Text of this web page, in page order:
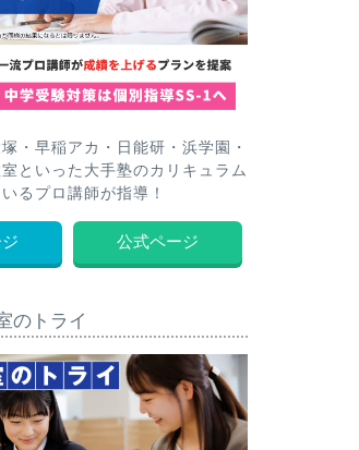
・早稲アカ・日能研・浜学園・
といった大手塾のカリキュラム
るプロ講師が指導！
公式ページ
のトライ